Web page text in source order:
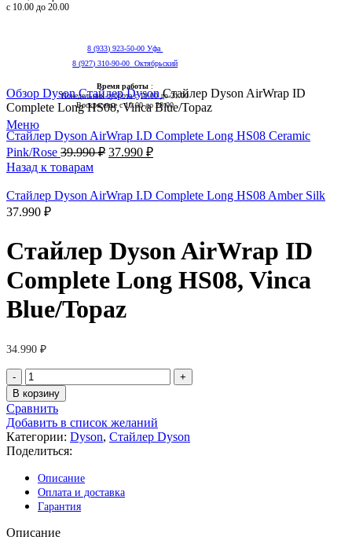
с 10.00 до 20.00
8 (933) 923-50-00 Уфа
8 (927) 310-90-00 Октябрьский
Время работы :
Понедельник суббота с 10.00 до 21.00
Воскресенье с 10.00 до 20.00
Меню
Обзор DysonСтайлер DysonСтайлер Dyson AirWrap ID
Complete Long HS08, Vinca Blue/Topaz
Стайлер Dyson AirWrap I.D Complete Long HS08 Ceramic
Pink/Rose 39.990₽ 37.990 ₽
Назад к товарам
Стайлер Dyson AirWrap I.D Complete Long HS08 Amber Silk
37.990 ₽
Стайлер Dyson AirWrap ID
Complete Long HS08, Vinca
Blue/Topaz
34.990 ₽
Количество
товара
Стайлер
Dyson
AirWrap
ID
Complete
Long
HS08,
Vinca
Blue/Topaz
В корзину
Сравнить
Добавить в список желаний
Категории: Dyson, Стайлер Dyson
Поделиться:
Описание
Оплата и доставка
Гарантия
Описание